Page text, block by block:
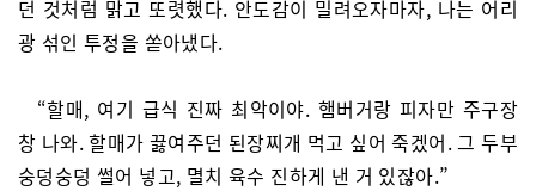
던 것처럼 맑고 또렷했다. 안도감이 밀려오자마자, 나는 어리
광 섞인 투정을 쏟아냈다.
“할매, 여기 급식 진짜 최악이야. 햄버거랑 피자만 주구장
창 나와. 할매가 끓여주던 된장찌개 먹고 싶어 죽겠어. 그 두부
숭덩숭덩 썰어 넣고, 멸치 육수 진하게 낸 거 있잖아.”